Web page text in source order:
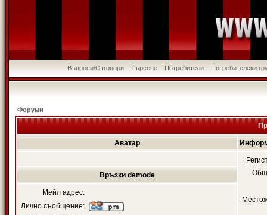
Въпроси/Отговори Търсене Потребители Потребителски
Форуми
Аватар
Връзки demode
Мейл адрес:
Лично съобщение: